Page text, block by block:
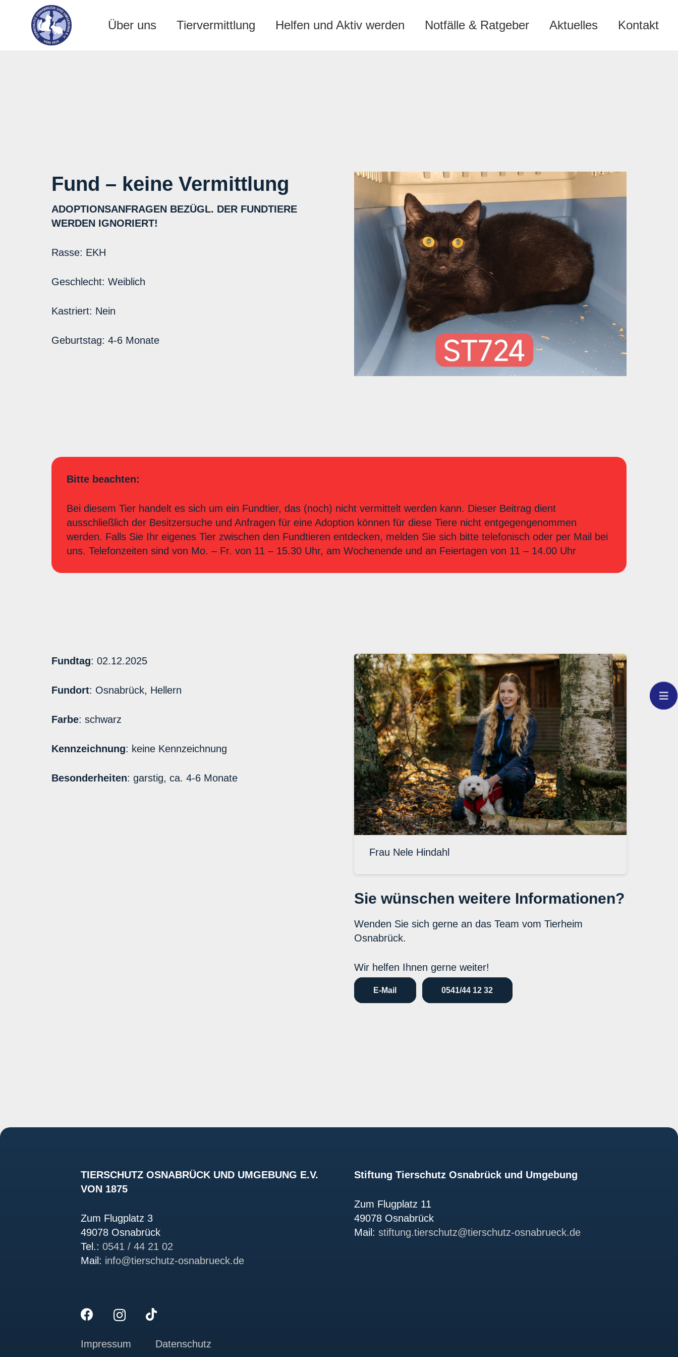
Über uns Tiervermittlung Helfen und Aktiv werden Notfälle & Ratgeber Aktuelles Kontakt
Fund – keine Vermittlung
ADOPTIONSANFRAGEN BEZÜGL. DER FUNDTIERE
WERDEN IGNORIERT!
Rasse: EKH
Geschlecht: Weiblich
Kastriert: Nein
Geburtstag: 4-6 Monate
Bitte beachten:
Bei diesem Tier handelt es sich um ein Fundtier, das (noch) nicht vermittelt werden kann. Dieser Beitrag dient
ausschließlich der Besitzersuche und Anfragen für eine Adoption können für diese Tiere nicht entgegengenommen
werden. Falls Sie Ihr eigenes Tier zwischen den Fundtieren entdecken, melden Sie sich bitte telefonisch oder per Mail bei
uns. Telefonzeiten sind von Mo. – Fr. von 11 – 15.30 Uhr, am Wochenende und an Feiertagen von 11 – 14.00 Uhr
Fundtag: 02.12.2025
Fundort: Osnabrück, Hellern
Farbe: schwarz
Kennzeichnung: keine Kennzeichnung
Besonderheiten: garstig, ca. 4-6 Monate
Frau Nele Hindahl
Sie wünschen weitere Informationen?
Wenden Sie sich gerne an das Team vom Tierheim
Osnabrück.
Wir helfen Ihnen gerne weiter!
E-Mail 0541/44 12 32
TIERSCHUTZ OSNABRÜCK UND UMGEBUNG E.V.
VON 1875
Zum Flugplatz 3
49078 Osnabrück
Tel.: 0541 / 44 21 02
Mail: info@tierschutz-osnabrueck.de
Stiftung Tierschutz Osnabrück und Umgebung
Zum Flugplatz 11
49078 Osnabrück
Mail: stiftung.tierschutz@tierschutz-osnabrueck.de
Impressum Datenschutz